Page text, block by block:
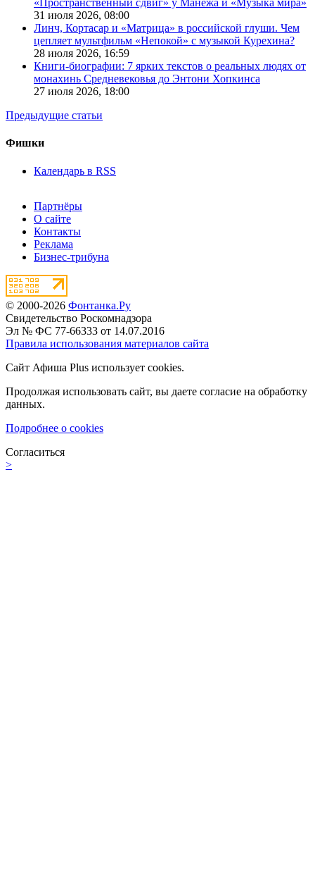
«Пространственный сдвиг» у Манежа и «Музыка мира»
31 июля 2026, 08:00
Линч, Кортасар и «Матрица» в российской глуши. Чем
цепляет мультфильм «Непокой» с музыкой Курехина?
28 июля 2026, 16:59
Книги-биографии: 7 ярких текстов о реальных людях от
монахинь Средневековья до Энтони Хопкинса
27 июля 2026, 18:00
Предыдущие статьи
Фишки
Календарь в RSS
Партнёры
О сайте
Контакты
Реклама
Бизнес-трибуна
© 2000-2026 Фонтанка.Ру
Свидетельство Роскомнадзора
Эл № ФС 77-66333 от 14.07.2016
Правила использования материалов сайта
Сайт Афиша Plus использует cookies.
Продолжая использовать сайт, вы даете согласие на обработку
данных.
Подробнее о cookies
Согласиться
>